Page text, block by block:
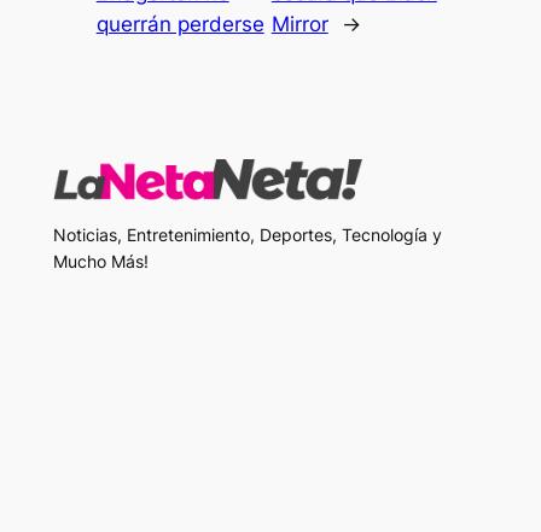
querrán perderse Mirror
→
Noticias, Entretenimiento, Deportes, Tecnología y
Mucho Más!